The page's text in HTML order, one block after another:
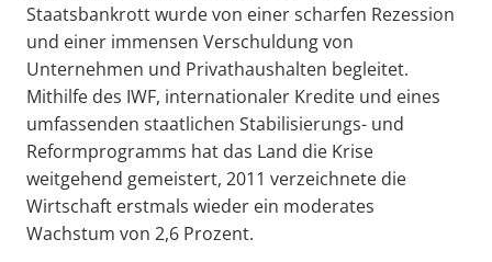
Staatsbankrott wurde von einer scharfen Rezession
und einer immensen Verschuldung von
Unternehmen und Privathaushalten begleitet.
Mithilfe des IWF, internationaler Kredite und eines
umfassenden staatlichen Stabilisierungs- und
Reformprogramms hat das Land die Krise
weitgehend gemeistert, 2011 verzeichnete die
Wirtschaft erstmals wieder ein moderates
Wachstum von 2,6 Prozent.